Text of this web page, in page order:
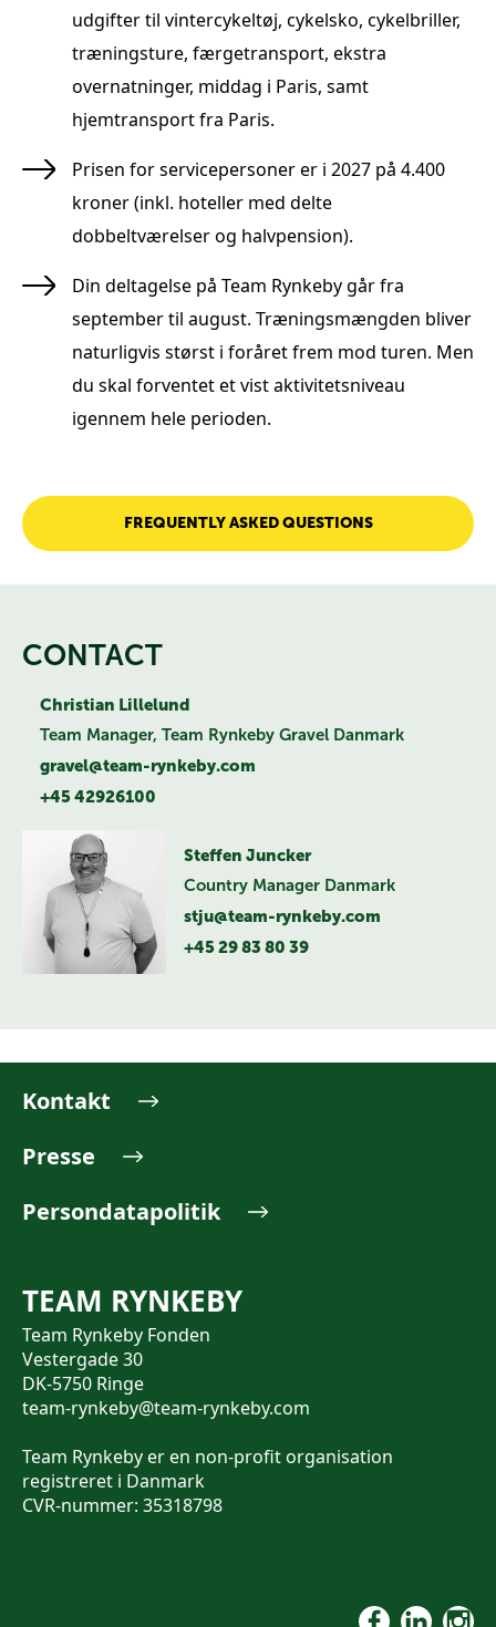
udgifter til vintercykeltøj, cykelsko, cykelbriller,
træningsture, færgetransport, ekstra
overnatninger, middag i Paris, samt
hjemtransport fra Paris.
Prisen for servicepersoner er i 2027 på 4.400
kroner (inkl. hoteller med delte
dobbeltværelser og halvpension).
Din deltagelse på Team Rynkeby går fra
september til august. Træningsmængden bliver
naturligvis størst i foråret frem mod turen. Men
du skal forventet et vist aktivitetsniveau
igennem hele perioden.
FREQUENTLY ASKED QUESTIONS
CONTACT
Christian Lillelund
Team Manager, Team Rynkeby Gravel Danmark
gravel@team-rynkeby.com
+45 42926100
Steffen Juncker
Country Manager Danmark
stju@team-rynkeby.com
+45 29 83 80 39
Kontakt
Presse
Persondatapolitik
TEAM RYNKEBY
Team Rynkeby Fonden
Vestergade 30
DK-5750 Ringe
team-rynkeby@team-rynkeby.com
Team Rynkeby er en non-profit organisation
registreret i Danmark
CVR-nummer: 35318798